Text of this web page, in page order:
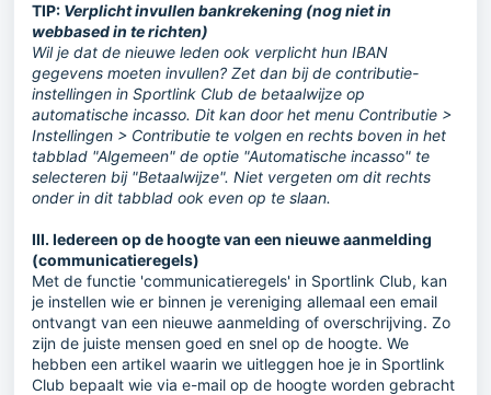
TIP: Verplicht invullen bankrekening (nog niet in
webbased in te richten)
Wil je dat de nieuwe leden ook verplicht hun IBAN
gegevens moeten invullen? Zet dan bij de contributie-
instellingen in Sportlink Club de betaalwijze op
automatische incasso. Dit kan door het menu Contributie >
Instellingen > Contributie te volgen en rechts boven in het
tabblad "Algemeen" de optie "Automatische incasso" te
selecteren bij "Betaalwijze". Niet vergeten om dit rechts
onder in dit tabblad ook even op te slaan.
III. Iedereen op de hoogte van een nieuwe aanmelding
(communicatieregels)
Met de functie 'communicatieregels' in Sportlink Club, kan
je instellen wie er binnen je vereniging allemaal een email
ontvangt van een nieuwe aanmelding of overschrijving. Zo
zijn de juiste mensen goed en snel op de hoogte. We
hebben een artikel waarin we uitleggen hoe je in Sportlink
Club bepaalt wie via e-mail op de hoogte worden gebracht